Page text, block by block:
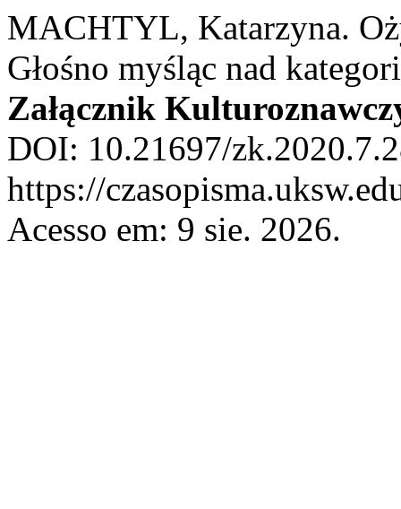
MACHTYL, Katarzyna.
Głośno myśląc nad
Załącznik
DOI: 10.21697/
https://
Acesso em: 9 sie. 2026.